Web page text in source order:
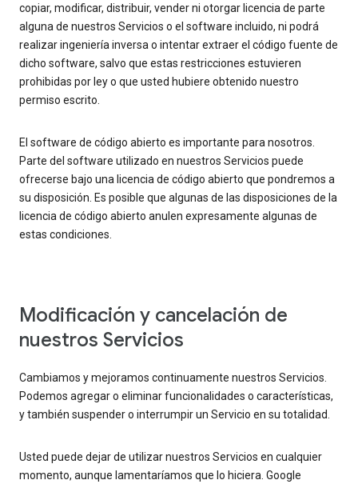
copiar, modificar, distribuir, vender ni otorgar licencia de parte
alguna de nuestros Servicios o el software incluido, ni podrá
realizar ingeniería inversa o intentar extraer el código fuente de
dicho software, salvo que estas restricciones estuvieren
prohibidas por ley o que usted hubiere obtenido nuestro
permiso escrito.
El software de código abierto es importante para nosotros.
Parte del software utilizado en nuestros Servicios puede
ofrecerse bajo una licencia de código abierto que pondremos a
su disposición. Es posible que algunas de las disposiciones de la
licencia de código abierto anulen expresamente algunas de
estas condiciones.
Modificación y cancelación de
nuestros Servicios
Cambiamos y mejoramos continuamente nuestros Servicios.
Podemos agregar o eliminar funcionalidades o características,
y también suspender o interrumpir un Servicio en su totalidad.
Usted puede dejar de utilizar nuestros Servicios en cualquier
momento, aunque lamentaríamos que lo hiciera. Google